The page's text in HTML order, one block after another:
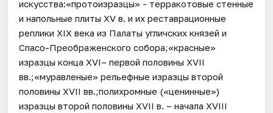
искусства:«протоизразцы» - терракотовые стенные
и напольные плиты XV в. и их реставрационные
реплики XIX века из Палаты угличских князей и
Спасо-Преображенского собора;«красные»
изразцы конца XVI– первой половины XVII
вв.;«муравленые» рельефные изразцы второй
половины XVII вв.;полихромные («ценинные»)
изразцы второй половины XVII в. – начала XVIII